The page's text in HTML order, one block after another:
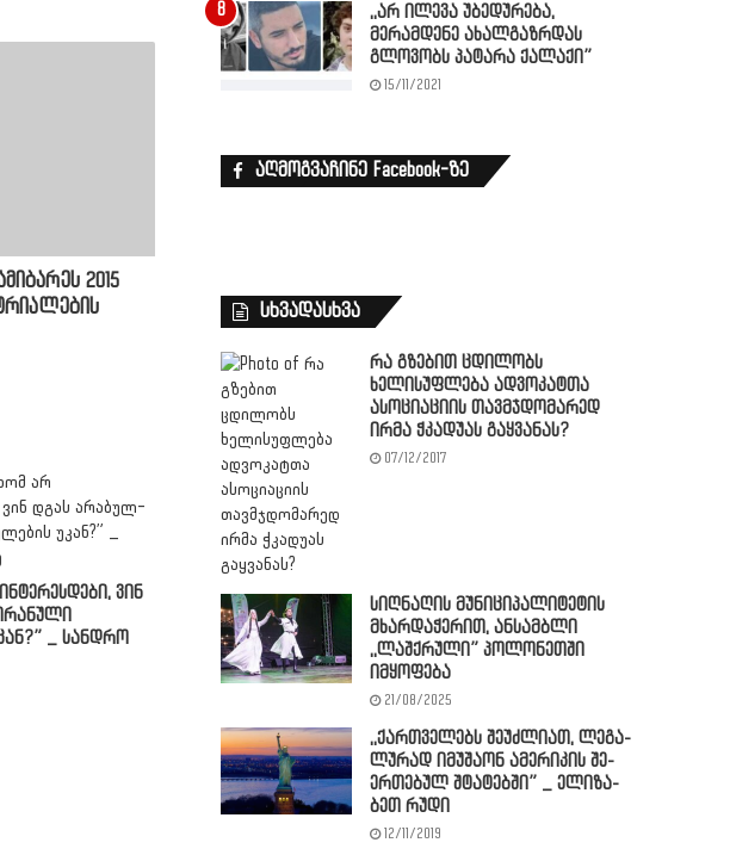
2015
ვინ
_ სანდრო
,,არ ილევა უბედურება,
მერამდენე ახალგაზრდას
გლოვობს პატარა ქალაქი”
15/11/2021
აღმოგვაჩინე Facebook-ზე
სხვადასხვა
რა გზებით ცდილობს
ხელისუფლება ადვოკატთა
ასოციაციის თავმჯდომარედ
ირმა ჭკადუას გაყვანას?
07/12/2017
სიღნაღის მუნიციპალიტეტის
მხარდაჭერით, ანსამბლი
,,ლაშქრული” პოლონეთში
იმყოფება
21/08/2025
,,ქარ­თვე­ლებს შე­უძ­ლი­ათ, ლე­გა­
ლუ­რად იმუ­შა­ონ ამე­რი­კის შე­
ერ­თე­ბულ შტა­ტებ­ში” _ ელი­ზა­
ბეთ რუდ­ი
12/11/2019